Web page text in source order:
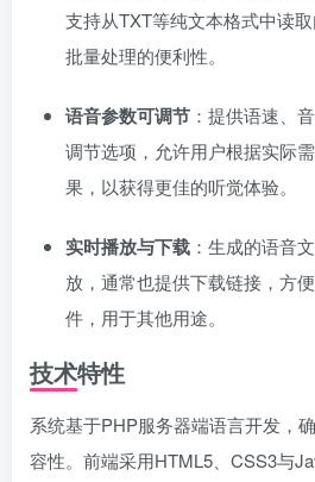
支持从TXT等纯文本格式中读
批量处理的便利性。
语音参数可调节 ：提供语速、
调节选项，允许用户根据实际
果，以获得更佳的听觉体验。
实时播放与下载 ：生成的语音
放，通常也提供下载链接，方
件，用于其他用途。
技术特性
系统基于PHP服务器端语言开发，
容性。前端采用HTML5、CSS3与